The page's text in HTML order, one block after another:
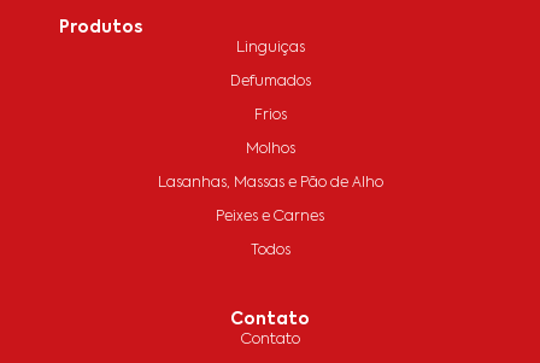
Produtos
Linguiças
Defumados
Frios
Molhos
Lasanhas, Massas e Pão de Alho
Peixes e Carnes
Todos
Contato
Contato